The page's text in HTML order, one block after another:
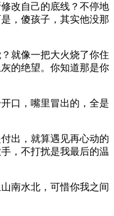
改自己的底线？不停地
，傻孩子，其实他没那
就像一把大火烧了你住
的绝望。你知道那是你
口，嘴里冒出的，全是
出，就算遇见再心动的
，不打扰是我最后的温
南水北，可惜你我之间